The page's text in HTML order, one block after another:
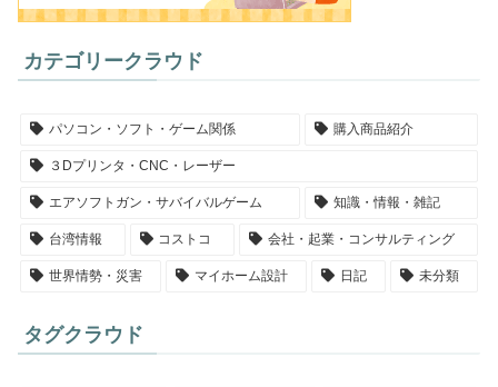
カテゴリークラウド
パソコン・ソフト・ゲーム関係 購入商品紹介
３Dプリンタ・CNC・レーザー
エアソフトガン・サバイバルゲーム 知識・情報・雑記
台湾情報 コストコ 会社・起業・コンサルティング
世界情勢・災害 マイホーム設計 日記 未分類
タグクラウド